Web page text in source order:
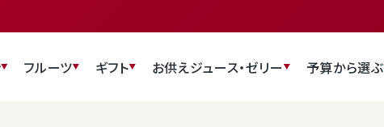
フルーツ ギフト お供えジュース・ゼリー 予算から選ぶ